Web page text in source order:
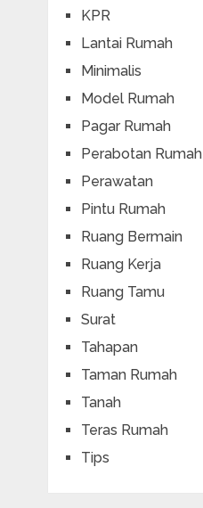
KPR
Lantai Rumah
Minimalis
Model Rumah
Pagar Rumah
Perabotan Rumah
Perawatan
Pintu Rumah
Ruang Bermain
Ruang Kerja
Ruang Tamu
Surat
Tahapan
Taman Rumah
Tanah
Teras Rumah
Tips